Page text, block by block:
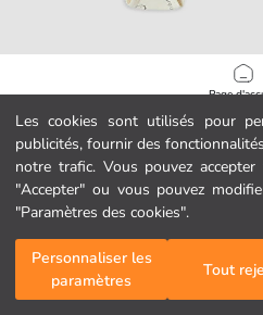
Les cookies sont utilisés pour
publicités, fournir des
notre trafic. Vous pouvez
"Accepter" ou vous pouvez
"Paramètres des cookies".
Personnaliser les
paramètres
Tout
Page
Catégories
Mon
LCW baby
7.99 EUR